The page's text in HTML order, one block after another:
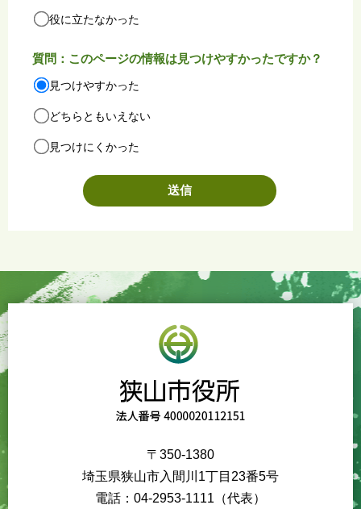
役に立たなかった
質問：このページの情報は見つけやすかったですか？
見つけやすかった
どちらともいえない
見つけにくかった
〒350-1380
埼玉県狭山市入間川1丁目23番5号
電話：04-2953-1111（代表）